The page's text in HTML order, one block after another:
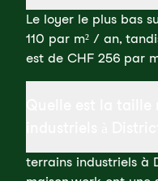
Le loyer le plus bas
110 par m² / an,
est de CHF 256 par
terrains industriels à